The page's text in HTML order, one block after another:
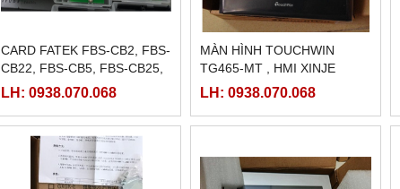
CARD FATEK FBS-CB2, FBS-
CB22, FBS-CB5, FBS-CB25,
FBS-CB55
LH: 0938.070.068
MÀN HÌNH TOUCHWIN
TG465-MT , HMI XINJE
TG465-MT
LH: 0938.070.068